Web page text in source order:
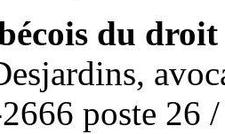
du
poste 26